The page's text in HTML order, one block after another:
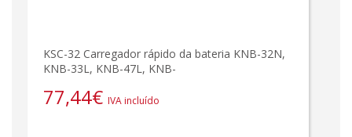
KSC-32 Carregador rápido da bateria KNB-32N,
KNB-33L, KNB-47L, KNB-
77,44€ IVA incluído